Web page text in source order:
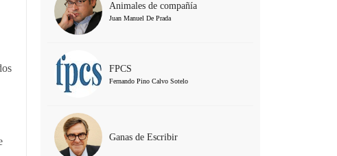
Animales de compañía
Juan Manuel De Prada
FPCS
Fernando Pino Calvo Sotelo
Ganas de Escribir